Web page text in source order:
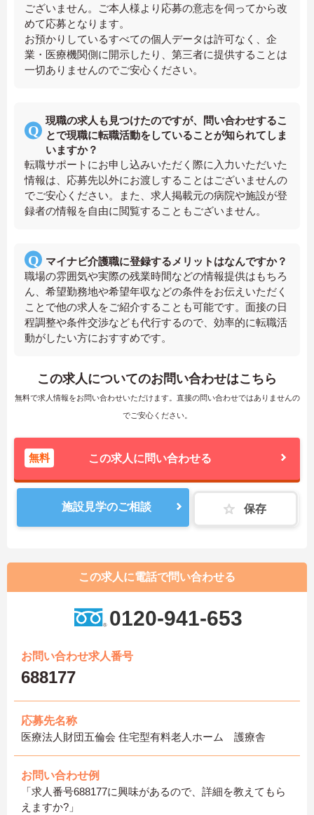
ございません。ご本人様より応募の意志を伺ってから改
めて応募となります。
お預かりしているすべての個人データは許可なく、企
業・医療機関側に開示したり、第三者に提供することは
一切ありませんのでご安心ください。
現職の求人も見つけたのですが、問い合わせするこ
とで現職に転職活動をしていることが知られてしま
いますか？
転職サポートにお申し込みいただく際に入力いただいた
情報は、応募先以外にお渡しすることはございませんの
でご安心ください。また、求人掲載元の病院や施設が登
録者の情報を自由に閲覧することもございません。
マイナビ介護職に登録するメリットはなんですか？
職場の雰囲気や実際の残業時間などの情報提供はもちろ
ん、希望勤務地や希望年収などの条件をお伝えいただく
ことで他の求人をご紹介することも可能です。面接の日
程調整や条件交渉なども代行するので、効率的に転職活
動がしたい方におすすめです。
この求人についてのお問い合わせはこちら
無料で求人情報をお問い合わせいただけます。直接の問い合わせではありませんの
でご安心ください。
無料 この求人に問い合わせる
施設見学のご相談 保存
この求人に電話で問い合わせる
0120-941-653
お問い合わせ求人番号
688177
応募先名称
医療法人財団五倫会 住宅型有料老人ホーム 護療舎
お問い合わせ例
「求人番号688177に興味があるので、詳細を教えてもら
えますか?」